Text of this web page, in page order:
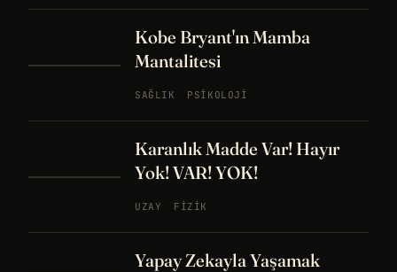
Kobe Bryant'ın Mamba
Mantalitesi
SAĞLIK PSIKOLOJI
Karanlık Madde Var! Hayır
Yok! VAR! YOK!
UZAY FIZIK
Yapay Zekayla Yaşamak